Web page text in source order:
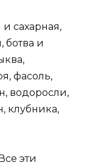
сахарная,
ботва и
фасоль,
водоросли,
клубника,
эти